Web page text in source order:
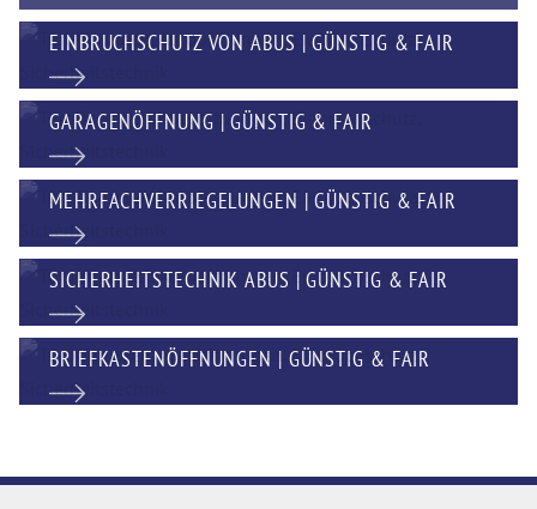
EINBRUCHSCHUTZ VON ABUS | GÜNSTIG & FAIR
GARAGENÖFFNUNG | GÜNSTIG & FAIR
MEHRFACHVERRIEGELUNGEN | GÜNSTIG & FAIR
SICHERHEITSTECHNIK ABUS | GÜNSTIG & FAIR
BRIEFKASTENÖFFNUNGEN | GÜNSTIG & FAIR